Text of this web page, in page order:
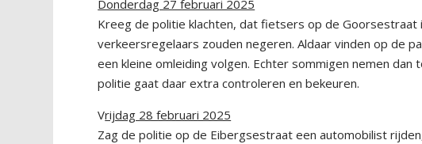
Donderdag 27 februari 2025
Kreeg de politie klachten, dat fietsers op de Goorsestraat
verkeersregelaars zouden negeren. Aldaar vinden op de
een kleine omleiding volgen. Echter sommigen nemen
politie gaat daar extra controleren en bekeuren.
Vrijdag 28 februari 2025
Zag de politie op de Eibergsestraat een automobilist